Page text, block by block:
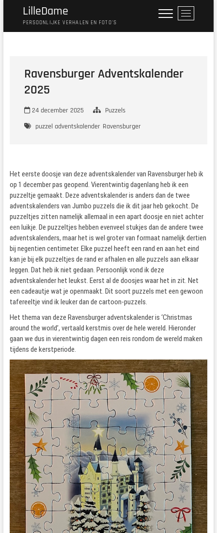
LilleDame
PERSOONLIJKE VERHALEN EN FOTO'S
M
e
n
o
Ravensburger Adventskalender
2025
24 december 2025
Puzzels
puzzel adventskalender Ravensburger
Het eerste doosje van deze adventskalender van Ravensburger heb ik
op 1 december pas geopend. Vierentwintig dagenlang heb ik een
puzzeltje gemaakt. Deze adventskalender is anders dan de twee
adventskalenders van Jumbo puzzels die ik dit jaar heb gekocht. De
puzzeltjes zitten namelijk allemaal in een apart doosje en niet achter
een luikje. De puzzeltjes hebben evenveel stukjes dan de andere twee
adventskalenders, maar het is wel groter van formaat namelijk dertien
bij negentien centimeter. Elke puzzel heeft een rand en aan het eind
kan je bij elk puzzeltjes de rand er afhalen en alle puzzels aan elkaar
leggen. Dat heb ik niet gedaan. Persoonlijk vond ik deze
adventskalender het leukst. Eerst al de doosjes waar het in zit. Net
een cadeautje wat je openmaakt. Dit soort puzzels met een gewoon
tafereeltje vind ik leuker dan de cartoon-puzzels.
Het thema van deze Ravensburger adventskalender is ‘Christmas
around the world’, vertaald kerstmis over de hele wereld. Hieronder
gaan we dus in vierentwintig dagen een reis rondom de wereld maken
tijdens de kerstperiode.